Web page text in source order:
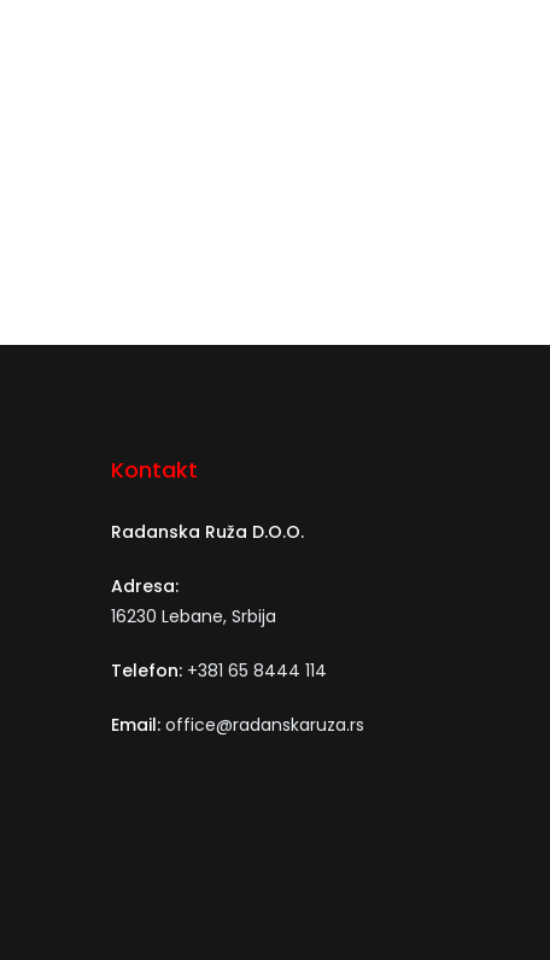
Kontakt
Radanska Ruža D.O.O.
Adresa:
16230 Lebane, Srbija
Telefon:+381 65 8444 114
Email:office@radanskaruza.rs